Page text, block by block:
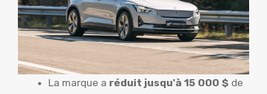
La marque a réduit jusqu'à 15 000 $ de